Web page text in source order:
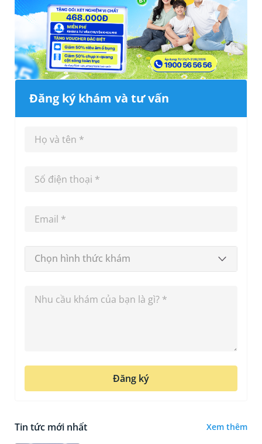
Đăng ký khám và tư vấn
Chọn hình thức khám
Đăng ký
Tin tức mới nhất Xem thêm